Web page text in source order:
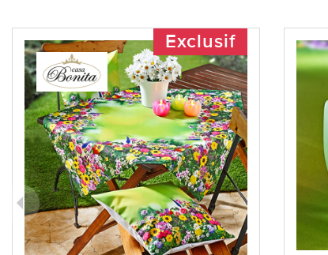
Exclusif